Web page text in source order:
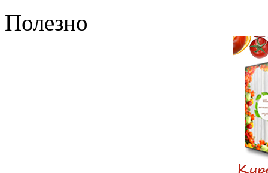
Полезно